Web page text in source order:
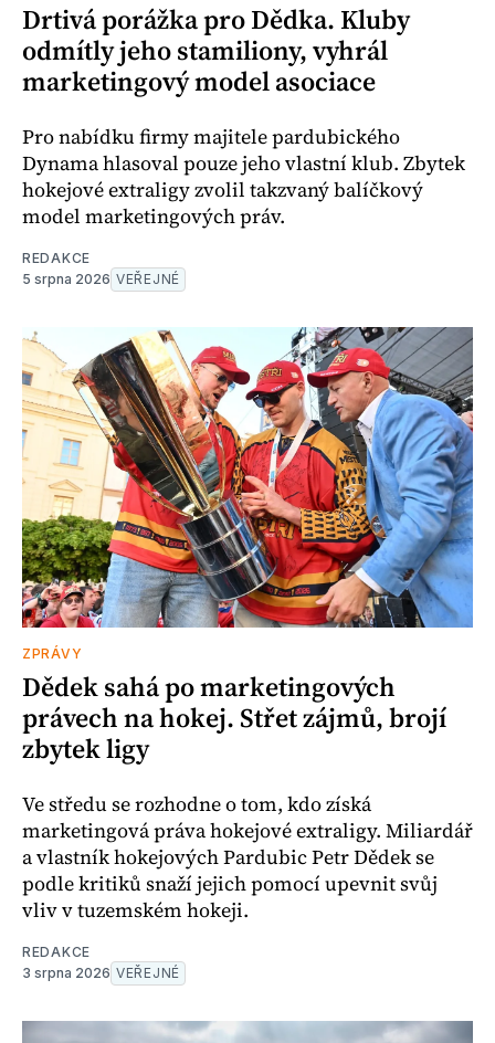
Drtivá porážka pro Dědka. Kluby
odmítly jeho stamiliony, vyhrál
marketingový model asociace
Pro nabídku firmy majitele pardubického
Dynama hlasoval pouze jeho vlastní klub. Zbytek
hokejové extraligy zvolil takzvaný balíčkový
model marketingových práv.
REDAKCE
5 srpna 2026 VEŘEJNÉ
ZPRÁVY
Dědek sahá po marketingových
právech na hokej. Střet zájmů, brojí
zbytek ligy
Ve středu se rozhodne o tom, kdo získá
marketingová práva hokejové extraligy. Miliardář
a vlastník hokejových Pardubic Petr Dědek se
podle kritiků snaží jejich pomocí upevnit svůj
vliv v tuzemském hokeji.
REDAKCE
3 srpna 2026 VEŘEJNÉ